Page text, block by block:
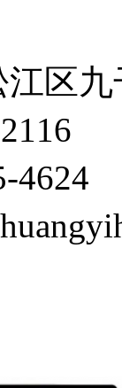
区
4624